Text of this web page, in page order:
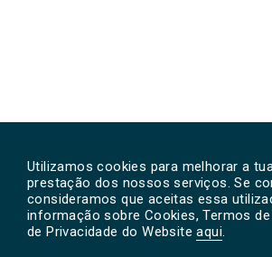
Utilizamos cookies para melhorar a
prestação dos nossos serviços. Se
consideramos que aceitas essa
informação sobre Cookies, Termos
de Privacidade do Websiteaqui.